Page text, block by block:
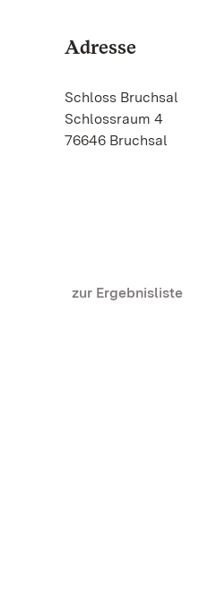
Adresse
Schloss Bruchsal
Schlossraum 4
76646 Bruchsal
zur Ergebnisliste